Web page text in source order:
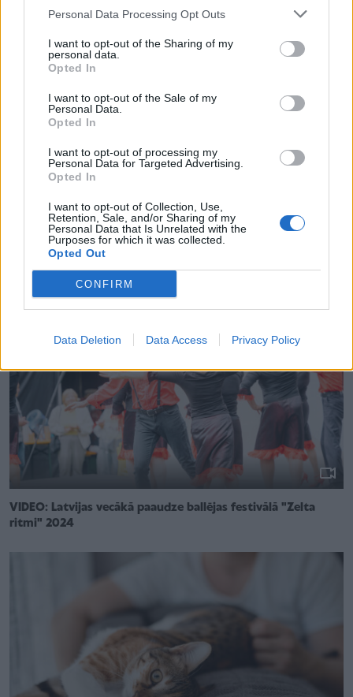
Personal Data Processing Opt Outs
I want to opt-out of the Sharing of my
personal data.
Opted In
I want to opt-out of the Sale of my
Personal Data.
Opted In
I want to opt-out of processing my
Personal Data for Targeted Advertising.
Opted In
I want to opt-out of Collection, Use,
Retention, Sale, and/or Sharing of my
Personal Data that Is Unrelated with the
Purposes for which it was collected.
Opted Out
CONFIRM
Data Deletion Data Access Privacy Policy
SILTIE ĒDIENI
Slinkie tīteņi – sātīgas vakariņas 45 minūtēs
VIDEO: Latvijas vecākā paaudze ballējas festivālā "Zelta
ritmi" 2024